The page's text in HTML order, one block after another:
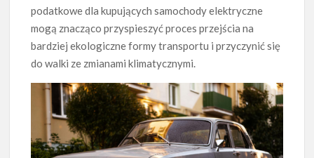
podatkowe dla kupujących samochody elektryczne
mogą znacząco przyspieszyć proces przejścia na
bardziej ekologiczne formy transportu i przyczynić się
do walki ze zmianami klimatycznymi.